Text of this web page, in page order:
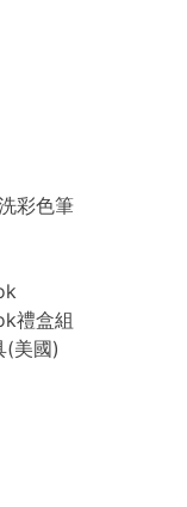
彩色筆
禮盒組
(美國)